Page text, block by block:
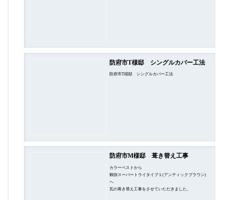
防府市T様邸 シングルカバー工法
防府市T様邸 シングルカバー工法
防府市M様邸 葺き替え工事
カラーベストから
鶴弥スーパートライタイプ１(アンティックブラウン)
へ
瓦の葺き替え工事をさせていただきました。